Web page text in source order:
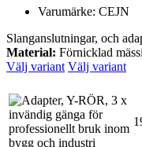
Varumärke: CEJN
Slanganslutningar, och
Material: Förnicklad
Välj variant Välj variant